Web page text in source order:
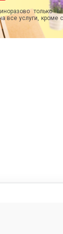
только
все услуги, кроме